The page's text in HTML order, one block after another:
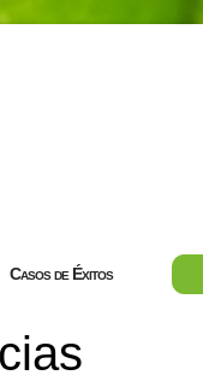
Casos de Éxitos